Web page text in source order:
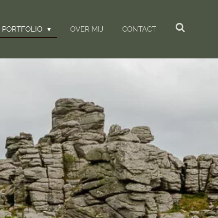
PORTFOLIO OVER MIJ CONTACT